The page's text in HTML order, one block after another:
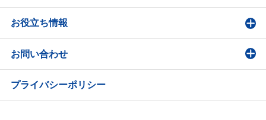
お役立ち情報
お問い合わせ
プライバシーポリシー